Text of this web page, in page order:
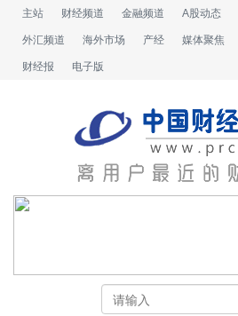
主站 财经频道 金融频道 A股动态
外汇频道 海外市场 产经 媒体聚焦
财经报 电子版